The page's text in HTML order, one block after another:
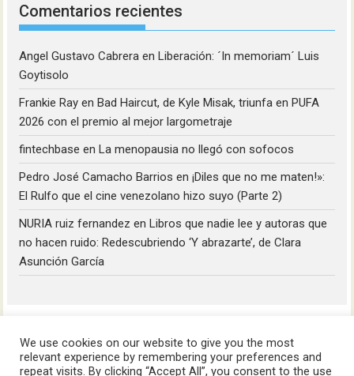
Comentarios recientes
Angel Gustavo Cabrera enLiberación: ´In memoriam´ Luis
Goytisolo
Frankie Ray enBad Haircut, de Kyle Misak, triunfa en PUFA
2026 con el premio al mejor largometraje
fintechbase enLa menopausia no llegó con sofocos
Pedro José Camacho Barrios en¡Diles que no me maten!»:
El Rulfo que el cine venezolano hizo suyo (Parte 2)
NURIA ruiz fernandez enLibros que nadie lee y autoras que
no hacen ruido: Redescubriendo ‘Y abrazarte’, de Clara
Asunción García
We use cookies on our website to give you the most
relevant experience by remembering your preferences and
repeat visits. By clicking “Accept All”, you consent to the use